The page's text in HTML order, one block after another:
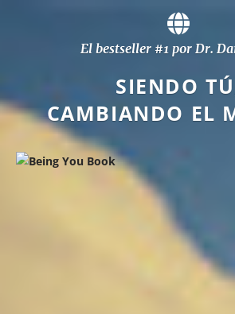
El bestseller #1 por Dr.
SIENDO
CAMBIANDO EL